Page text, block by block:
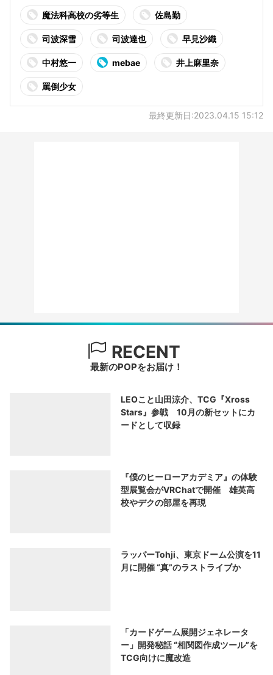
魔法科高校の劣等生 佐島勤
司波深雪 司波達也 早見沙織
中村悠一 mebae 井上麻里奈
罵倒少女
最終更新日:2023.04.15 15:12
RECENT
最新のPOPをお届け！
LEOこと山田涼介、TCG『Xross
Stars』参戦 10月の新セットにカ
ードとして収録
『僕のヒーローアカデミア』の体験
型展覧会がVRChatで開催 雄英高
校やデクの部屋を再現
ラッパーTohji、東京ドーム公演を11
月に開催 “真”のラストライブか
「カードゲーム展開ジェネレータ
ー」開発秘話 “相関図作成ツール”を
TCG向けに魔改造